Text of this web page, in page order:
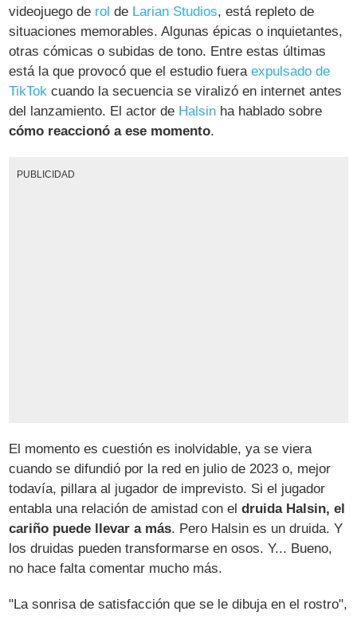
videojuego de rol de Larian Studios, está repleto de
situaciones memorables. Algunas épicas o inquietantes,
otras cómicas o subidas de tono. Entre estas últimas
está la que provocó que el estudio fueraexpulsado de
TikTok cuando la secuencia se viralizó en internet antes
del lanzamiento. El actor de Halsin ha hablado sobre
cómo reaccionó a ese momento.
PUBLICIDAD
El momento es cuestión es inolvidable, ya se viera
cuando se difundió por la red en julio de 2023 o, mejor
todavía, pillara al jugador de imprevisto. Si el jugador
entabla una relación de amistad con eldruida Halsin, el
cariño puede llevar a más. Pero Halsin es un druida. Y
los druidas pueden transformarse en osos. Y... Bueno,
no hace falta comentar mucho más.
"La sonrisa de satisfacción que se le dibuja en el rostro",